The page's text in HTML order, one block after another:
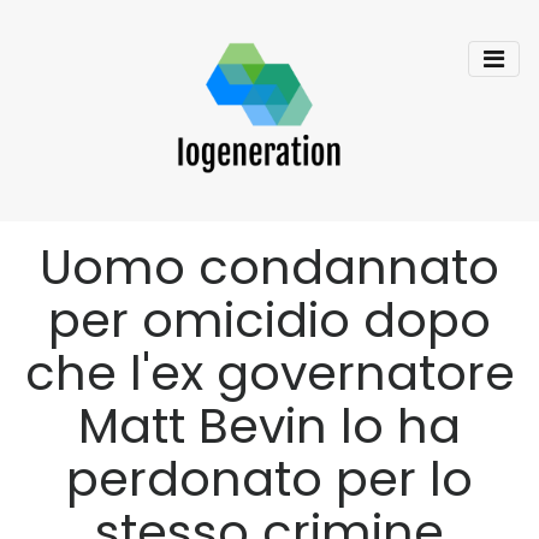
Uomo condannato
per omicidio dopo
che l'ex governatore
Matt Bevin lo ha
perdonato per lo